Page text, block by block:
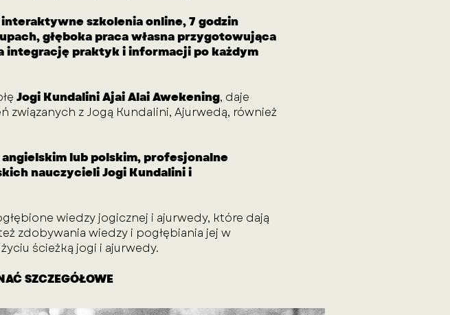
szkolenia online, 7 godzin
głęboka praca własna przygotowująca
integrację praktyk i informacji po każdym
Jogi Kundalini Ajai Alai Awekening, daje
związanych z Jogą Kundalini, Ajurwedą, również
lub polskim, profesjonalne
nauczycieli Jogi Kundalini i
wiedzy jogicznej i ajurwedy, które dają
zdobywania wiedzy i pogłębiania jej w
ścieżką jogi i ajurwedy.
SZCZEGÓŁOWE